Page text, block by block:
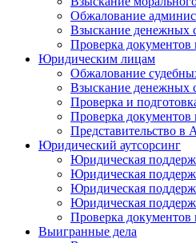
Обжалование
Взыскание денежных
Проверка
Юридическим лицам
Обжалование
Взыскание денежных
Проверка и
Проверка
Представительство в
Юридический аутсорсинг
Юридическая
Юридическая
Юридическая
Юридическая
Проверка
Выигранные дела